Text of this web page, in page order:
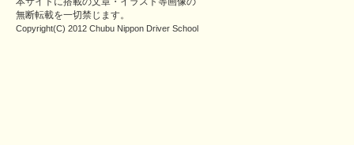
無断転載を一切禁じます。
Copyright(C) 2012 Chubu Nippon Driver School